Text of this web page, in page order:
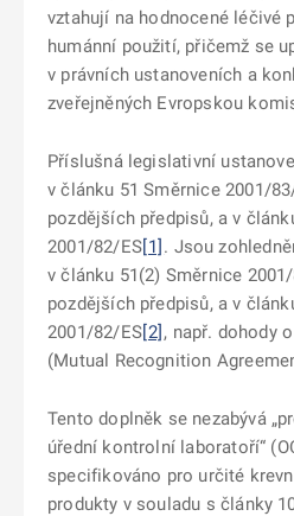
vztahují na hodnocené léčivé
humánní použití, přičemž se
v právních ustanoveních a
zveřejněných Evropskou
Příslušná legislativní
v článku 51 Směrnice 2001/
pozdějších předpisů, a v
2001/82/ES[1] . Jsou
v článku 51(2) Směrnice
pozdějších předpisů, a v
2001/82/ES[2] , např. dohody
(Mutual Recognition
Tento doplněk se nezabývá
úřední kontrolní laboratoří“
specifikováno pro určité
produkty v souladu s články